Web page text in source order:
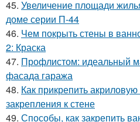
45. Увеличение площади
доме серии П-44
46. Чем покрыть стены в
2: Краска
47. Профлистом: идеальный
фасада гаража
48. Как прикрепить
закрепления к стене
49. Способы, как закрепить